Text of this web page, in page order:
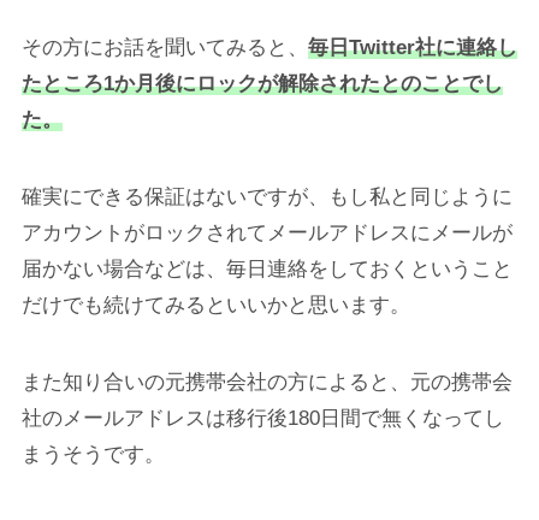
その方にお話を聞いてみると、 毎日Twitter社に連絡し
たところ1か月後にロックが解除されたとのことでし
た。
確実にできる保証はないですが、もし私と同じように
アカウントがロックされてメールアドレスにメールが
届かない場合などは、毎日連絡をしておくということ
だけでも続けてみるといいかと思います。
また知り合いの元携帯会社の方によると、元の携帯会
社のメールアドレスは移行後180日間で無くなってし
まうそうです。